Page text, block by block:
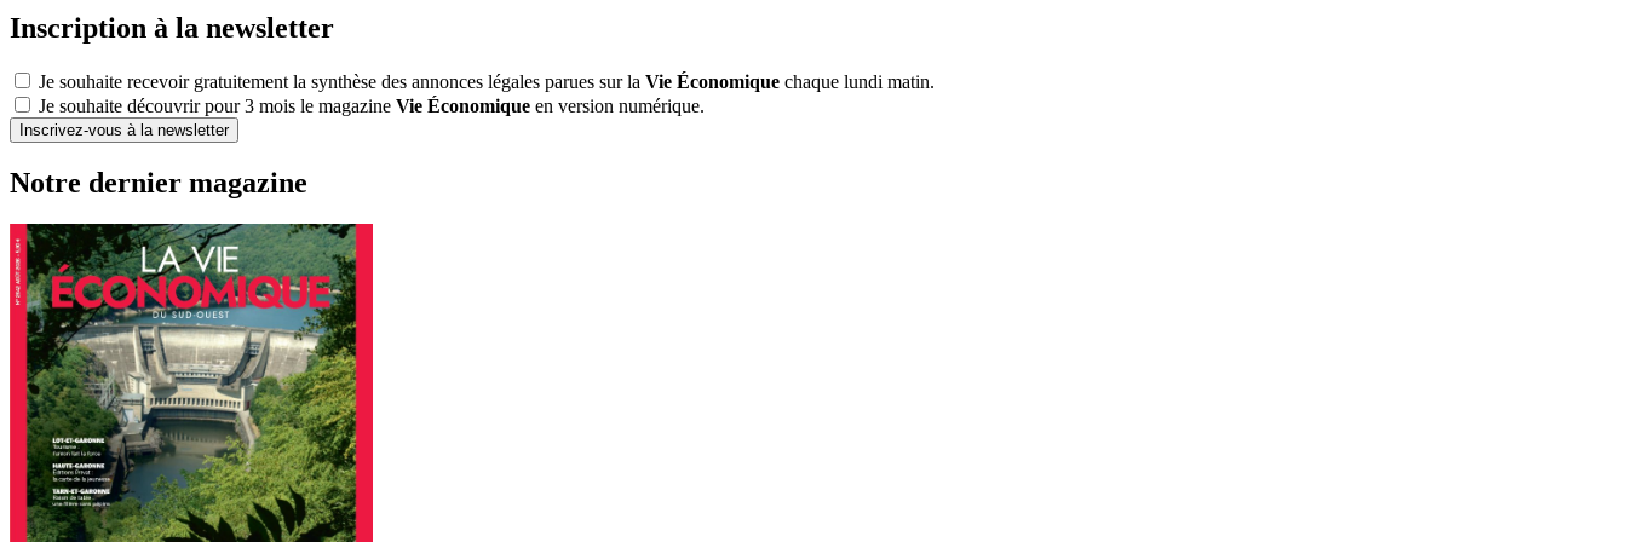
Inscription à la newsletter
Je souhaite recevoir gratuitement la synthèse des annonces légales parues sur la Vie Économique chaque lundi matin.
Je souhaite découvrir pour 3 mois le magazine Vie Économique en version numérique.
Inscrivez-vous à la newsletter
Notre dernier magazine